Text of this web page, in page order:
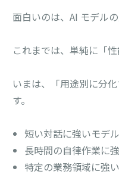
面白いのは、AI モデル
これまでは、単純に「
いまは、「用途別に分
す。
短い対話に強いモデル
長時間の自律作業に
特定の業務領域に強